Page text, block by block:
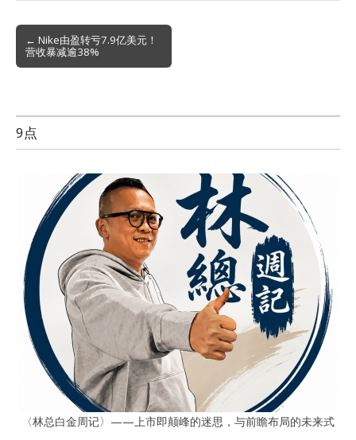
Post
navigation
← Nike由盈转亏7.9亿美元！
营收暴减逾38%
9点
〈林总白金周记〉——上市即颠峰的迷思，与前瞻布局的未来式